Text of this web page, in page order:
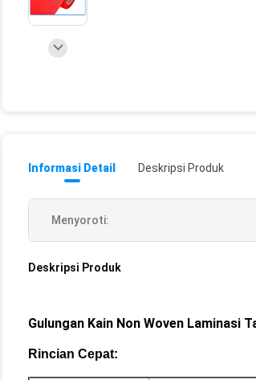
Informasi Detail Deskripsi Produk
Menyoroti:
Deskripsi Produk
Gulungan Kain Non Woven Laminasi
Rincian Cepat: